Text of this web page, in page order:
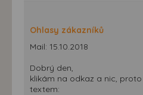
Ohlasy zákazníků
Mail: 15.10.2018
Dobrý den,
klikám na odkaz a nic,
textem: